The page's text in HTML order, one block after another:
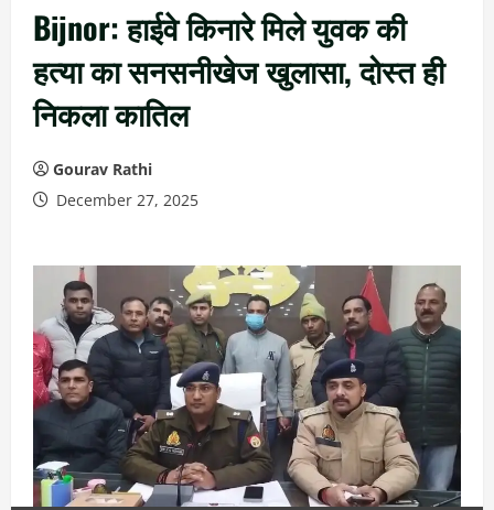
Bijnor: हाईवे किनारे मिले युवक की
हत्या का सनसनीखेज खुलासा, दोस्त ही
निकला कातिल
Gourav Rathi
December 27, 2025